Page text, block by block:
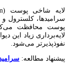
سرامیدها، کلسترول
پوست محافظت
لایه‌برداری زیاد این
نفوذپذیرتر می‌شود.
پیشنهاد مطالعه: